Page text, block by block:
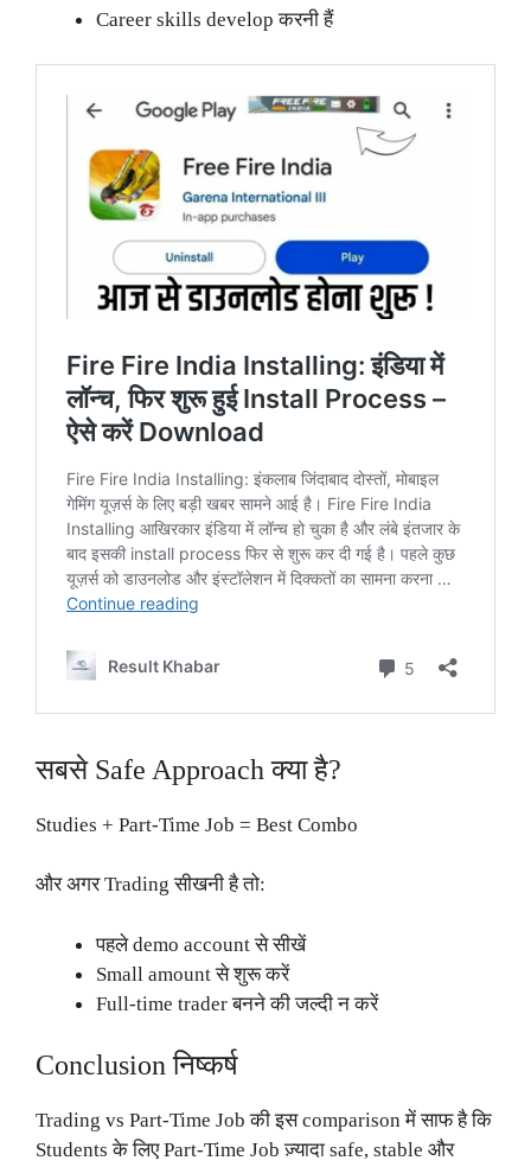
Career skills develop करनी हैं
सबसे Safe Approach क्या है?
Studies + Part-Time Job = Best Combo
और अगर Trading सीखनी है तो:
पहले demo account से सीखें
Small amount से शुरू करें
Full-time trader बनने की जल्दी न करें
Conclusion निष्कर्ष
Trading vs Part-Time Job की इस comparison में साफ है कि
Students के लिए Part-Time Job ज़्यादा safe, stable और